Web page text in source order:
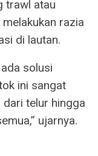
trawl atau
razia
di lautan.
solusi
ini sangat
dari telur hingga
ujarnya.